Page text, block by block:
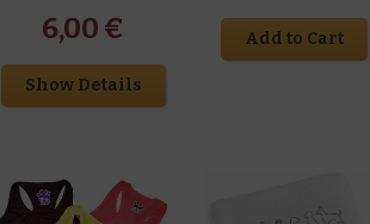
6,00 €
Show Details
Add to Cart